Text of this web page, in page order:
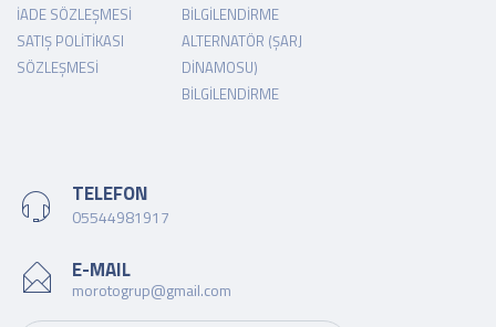
İADE SÖZLEŞMESI
SATIŞ POLITIKASI
SÖZLEŞMESI
BILGILENDIRME
ALTERNATÖR (ŞARJ
DINAMOSU)
BILGILENDIRME
TELEFON
05544981917
E-MAIL
morotogrup@gmail.com